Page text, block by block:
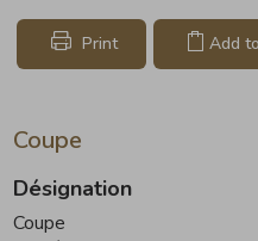
Print Add
Coupe
Désignation
Coupe